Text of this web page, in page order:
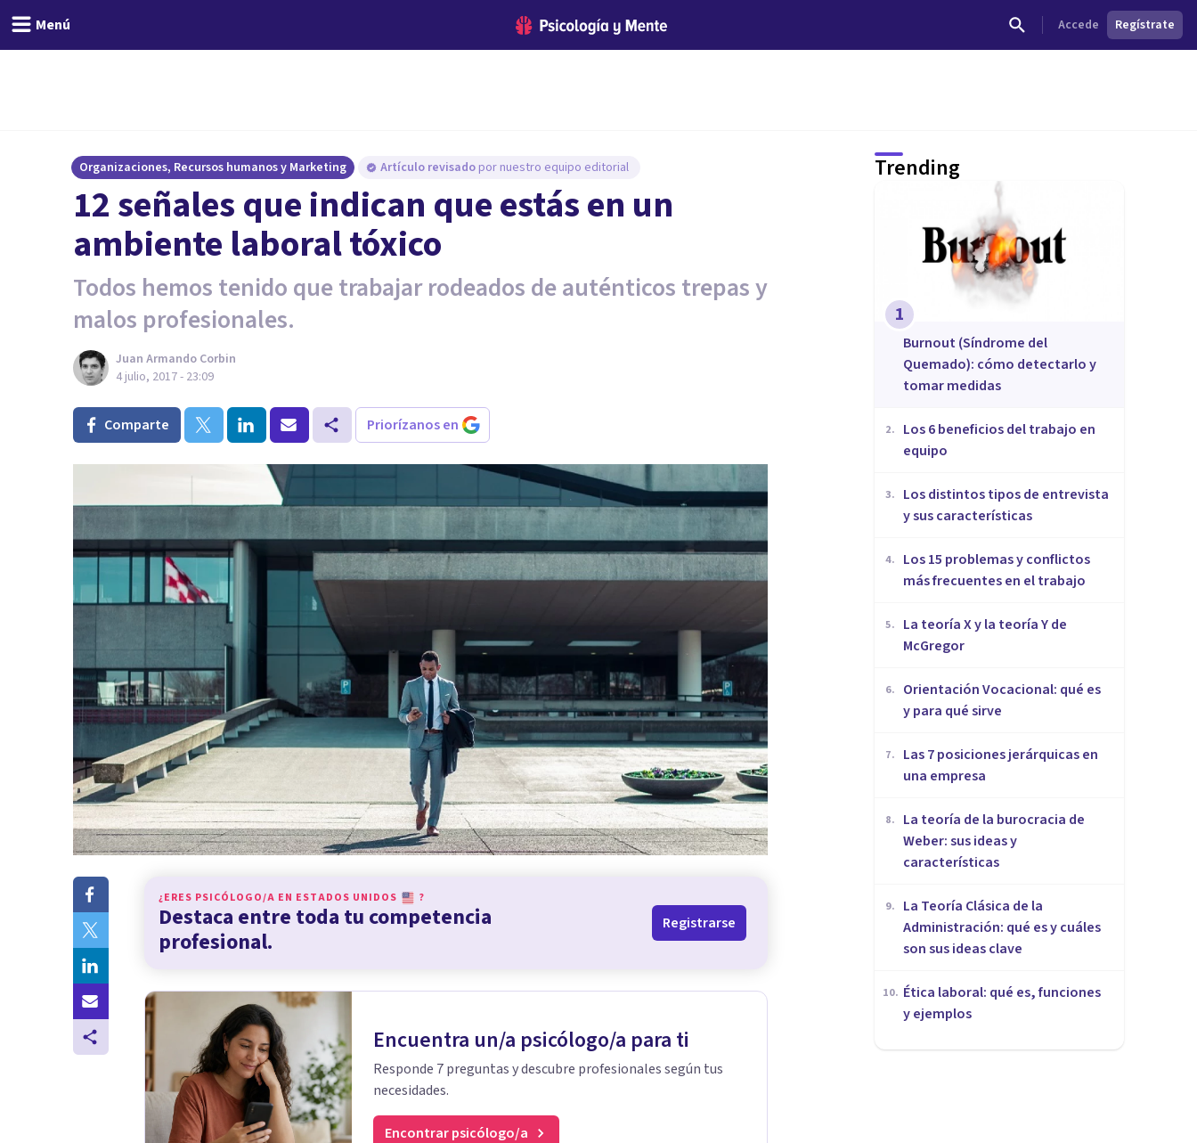
Menú Accede Regístrate
Organizaciones, Recursos humanos y Marketing Artículo revisado por nuestro equipo editorial
​12 señales que indican que estás en un
ambiente laboral tóxico
Todos hemos tenido que trabajar rodeados de auténticos trepas y
malos profesionales.
Juan Armando Corbin
4 julio, 2017 - 23:09
Comparte Priorízanos en
¿ERES PSICÓLOGO/A EN ESTADOS UNIDOS ?
Destaca entre toda tu competencia
profesional.
Registrarse
Encuentra un/a psicólogo/a para ti
Responde 7 preguntas y descubre profesionales según tus
necesidades.
Encontrar psicólogo/a
Trending
1
Burnout (Síndrome del
Quemado): cómo detectarlo y
tomar medidas
2.
​Los 6 beneficios del trabajo en
equipo
3.
​Los distintos tipos de entrevista
y sus características
4.
​Los 15 problemas y conflictos
más frecuentes en el trabajo
5.
La teoría X y la teoría Y de
McGregor
6.
Orientación Vocacional: qué es
y para qué sirve
7.
Las 7 posiciones jerárquicas en
una empresa
8.
La teoría de la burocracia de
Weber: sus ideas y
características
9.
La Teoría Clásica de la
Administración: qué es y cuáles
son sus ideas clave
10. Ética laboral: qué es, funciones
y ejemplos